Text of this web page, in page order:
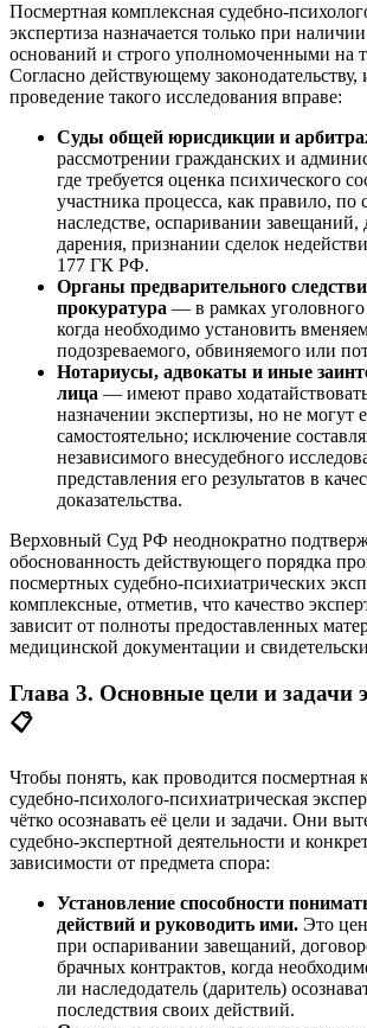
Посмертная комплексная судебно-
экспертиза назначается только при
оснований и строго уполномоченными на
Согласно действующему
проведение такого исследования вправе:
Суды общей юрисдикции и
рассмотрении гражданских и
где требуется оценка психического
участника процесса, как правило, по
наследстве, оспаривании завещаний,
дарения, признании сделок
177 ГК РФ.
Органы предварительного
прокуратура — в рамках уголовного
когда необходимо установить
подозреваемого, обвиняемого или
Нотариусы, адвокаты и иные
лица — имеют право
назначении экспертизы, но не могут
самостоятельно; исключение
независимого внесудебного
представления его результатов в
доказательства.
Верховный Суд РФ неоднократно
обоснованность действующего порядка
посмертных судебно-психиатрических
комплексные, отметив, что качество
зависит от полноты предоставленных
медицинской документации и
Глава 3. Основные цели и задачи
📋
Чтобы понять, как проводится посмертная
судебно-психолого-психиатрическая
чётко осознавать её цели и задачи. Они
судебно-экспертной деятельности и
зависимости от предмета спора:
Установление способности
действий и руководить ими. Это
при оспаривании завещаний,
брачных контрактов, когда
ли наследодатель (даритель)
последствия своих действий.